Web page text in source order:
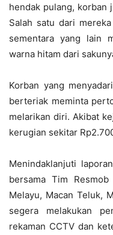
hendak pulang, korban
Salah satu dari
sementara yang lain
warna hitam dari
Korban yang
berteriak meminta
melarikan diri. Akibat
kerugian sekitar
Menindaklanjuti
bersama Tim
Melayu, Macan Teluk,
segera melakukan
rekaman CCTV dan